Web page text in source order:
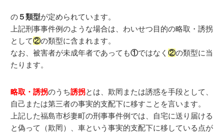
の５類型が定められています。
上記刑事事件例のような場合は、わいせつ目的の略取・誘拐
として②の類型に含まれます。
なお、被害者が未成年者であっても①ではなく②の類型に当
たります。
略取・誘拐のうち誘拐とは、欺罔または誘惑を手段として、
自己または第三者の事実的支配下に移すことを言います。
上記した福島市杉妻町の刑事事件例では、自宅に送り届ける
と偽って（欺罔）、車という事実的支配下に移している点が